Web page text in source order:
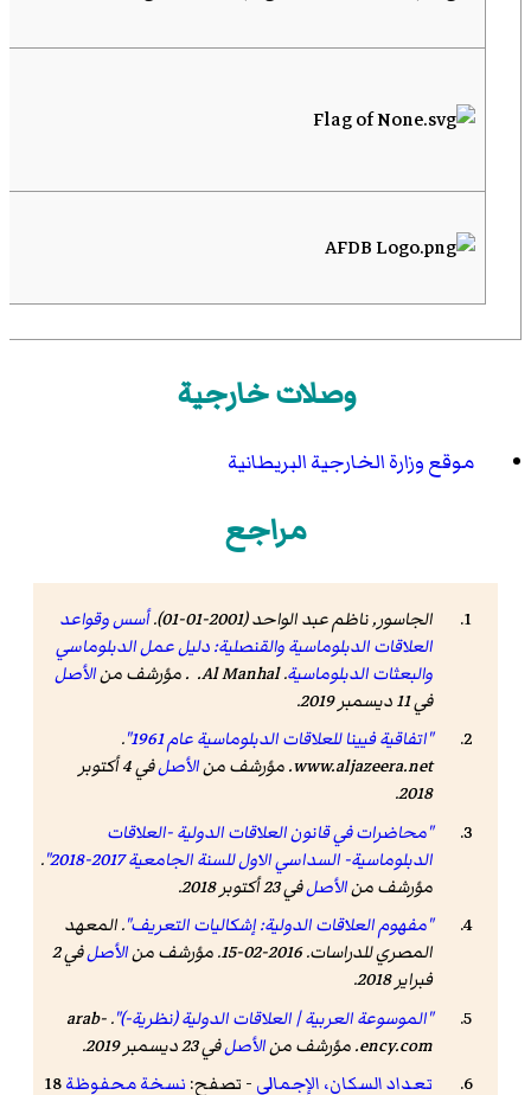
وصلات خارجية
موقع وزارة الخارجية البريطانية
مراجع
الجاسور, ناظم عبد الواحد (2001-01-01).
أسس وقواعد
العلاقات الدبلوماسية والقنصلية: دليل عمل الدبلوماسي
والبعثات الدبلوماسية. Al Manhal. . مؤرشف من
الأصل
في 11 ديسمبر 2019.
"اتفاقية فيينا للعلاقات الدبلوماسية عام 1961"
.
www.aljazeera.net. مؤرشف منالأصل
في 4 أكتوبر
2018
.
"محاضرات في قانون العلاقات الدولية -العلاقات
الدبلوماسية- السداسي الاول للسنة الجامعية 2017-2018"
.
مؤرشف منالأصلفي 23 أكتوبر 2018.
"مفهوم العلاقات الدولية: إشكاليات التعريف".المعهد
المصري للدراسات. 2016-02-15. مؤرشف من الأصل
في 2
فبراير 2018
.
"الموسوعة العربية | العلاقات الدولية (نظرية-)".
arab-
ency.com. مؤرشف منالأصلفي 23 ديسمبر 2019
.
تعداد السكان، الإجمالي - تصفح: نسخة محفوظة18